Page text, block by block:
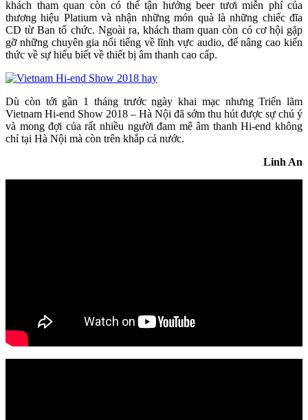
khách tham quan còn có thể tận hưởng beer tươi miễn phí của
thương hiệu Platium và nhận những món quà là những chiếc đĩa
CD từ Ban tổ chức. Ngoài ra, khách tham quan còn có cơ hội gặp
gỡ những chuyên gia nổi tiếng về lĩnh vực audio, để nâng cao kiến
thức về sự hiểu biết về thiết bị âm thanh cao cấp.
Dù còn tới gần 1 tháng trước ngày khai mạc nhưng Triển lãm
Vietnam Hi-end Show 2018 – Hà Nội đã sớm thu hút được sự chú ý
và mong đợi của rất nhiều người đam mê âm thanh Hi-end không
chỉ tại Hà Nội mà còn trên khắp cả nước.
Linh An